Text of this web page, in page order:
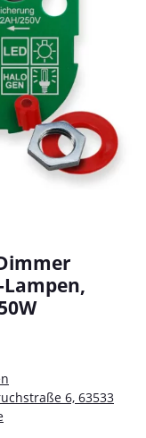
6, 63533